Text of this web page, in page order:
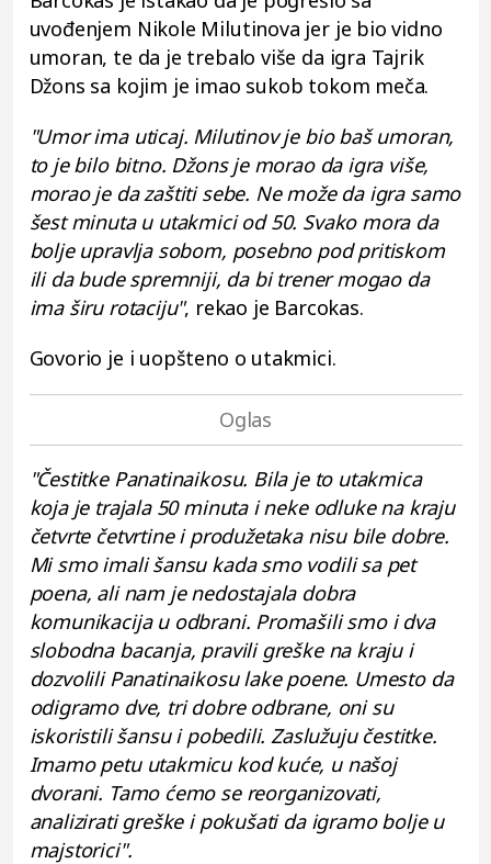
uvođenjem Nikole Milutinova jer je bio vidno
umoran, te da je trebalo više da igra Tajrik
Džons sa kojim je imao sukob tokom meča.
"Umor ima uticaj. Milutinov je bio baš umoran,
to je bilo bitno. Džons je morao da igra više,
morao je da zaštiti sebe. Ne može da igra samo
šest minuta u utakmici od 50. Svako mora da
bolje upravlja sobom, posebno pod pritiskom
ili da bude spremniji, da bi trener mogao da
ima širu rotaciju", rekao je Barcokas.
Govorio je i uopšteno o utakmici.
"Čestitke Panatinaikosu. Bila je to utakmica
koja je trajala 50 minuta i neke odluke na kraju
četvrte četvrtine i produžetaka nisu bile dobre.
Mi smo imali šansu kada smo vodili sa pet
poena, ali nam je nedostajala dobra
komunikacija u odbrani. Promašili smo i dva
slobodna bacanja, pravili greške na kraju i
dozvolili Panatinaikosu lake poene. Umesto da
odigramo dve, tri dobre odbrane, oni su
iskoristili šansu i pobedili. Zaslužuju čestitke.
Imamo petu utakmicu kod kuće, u našoj
dvorani. Tamo ćemo se reorganizovati,
analizirati greške i pokušati da igramo bolje u
majstorici".